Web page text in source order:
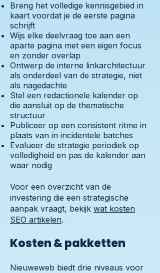
Breng het volledige kennisgebied in
kaart voordat je de eerste pagina
schrijft
Wijs elke deelvraag toe aan een
aparte pagina met een eigen focus
en zonder overlap
Ontwerp de interne linkarchitectuur
als onderdeel van de strategie, niet
als nagedachte
Stel een redactionele kalender op
die aansluit op de thematische
structuur
Publiceer op een consistent ritme in
plaats van in incidentele batches
Evalueer de strategie periodiek op
volledigheid en pas de kalender aan
waar nodig
Voor een overzicht van de
investering die een strategische
aanpak vraagt, bekijk wat kosten
SEO artikelen.
Kosten & pakketten
Nieuweweb biedt drie niveaus voor